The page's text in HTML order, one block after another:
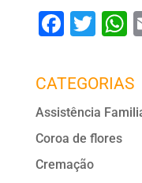
F
c
e
b
o
o
T
tt
er
at
s
CATEGORIAS
Assistência
Coroa de flores
Cremação